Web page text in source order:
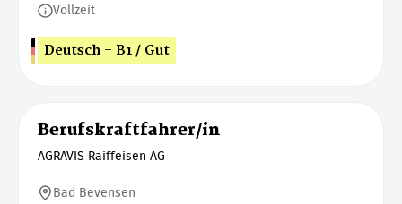
Vollzeit
Deutsch - B1 / Gut
Berufskraftfahrer/in
AGRAVIS Raiffeisen AG
Bad Bevensen